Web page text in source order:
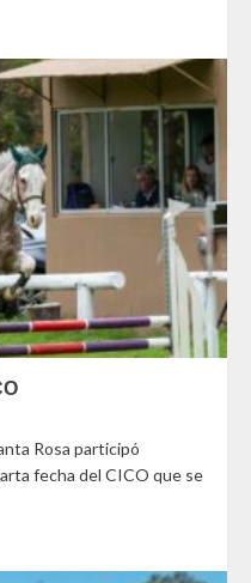
Rosa participó
fecha del CICO que se